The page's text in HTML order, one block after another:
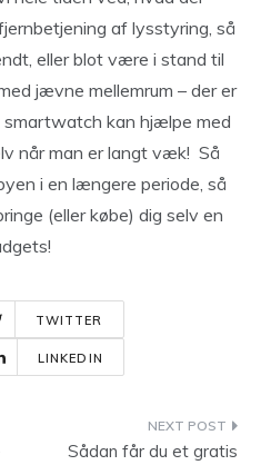
af lysstyring, så
eller blot være i stand til
jævne mellemrum – der er
smartwatch kan hjælpe med
når man er langt væk! Så
i en længere periode, så
(eller købe) dig selv en
TWITTER
LINKEDIN
Sådan får du et gratis